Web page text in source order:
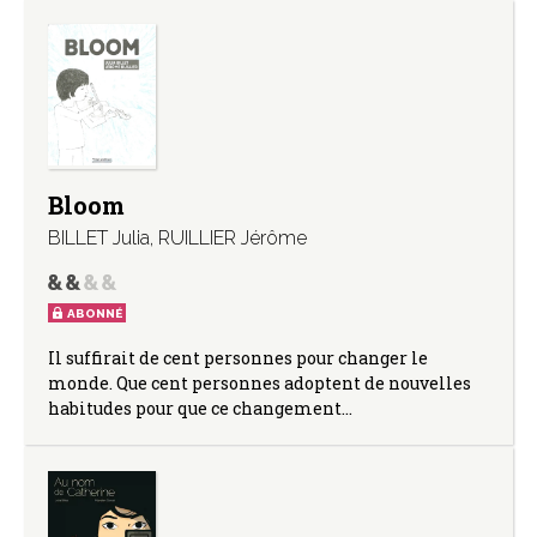
Bloom
BILLET Julia, RUILLIER Jérôme
ABONNÉ
Il suffirait de cent personnes pour changer le
monde. Que cent personnes adoptent de nouvelles
habitudes pour que ce changement…